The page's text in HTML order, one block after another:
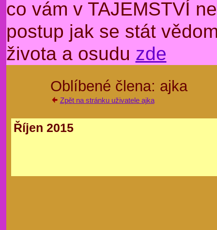
co vám v TAJEMSTVÍ
postup jak se stát
života a osudu zde
Oblíbené člena: ajka
Zpět na stránku uživatele ajka
Říjen 2015